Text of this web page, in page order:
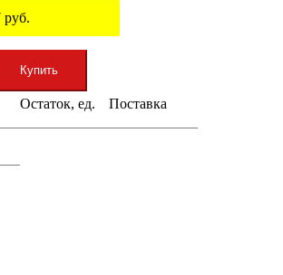
руб.
Купить
Остаток, ед. Поставка